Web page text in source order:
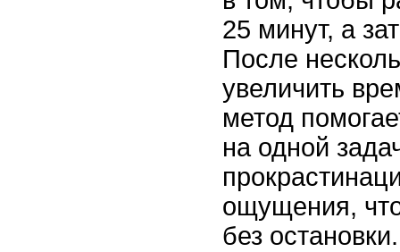
25 минут, а
После
увеличить
метод
на одной
ощущения,
без остановки.